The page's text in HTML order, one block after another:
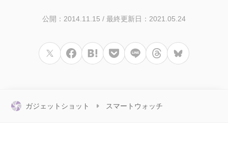
公開：2014.11.15 / 最終更新日：2021.05.24
ガジェットショット スマートウォッチ